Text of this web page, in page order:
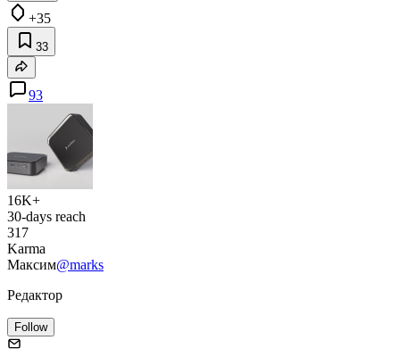
+35
33
93
16K+
30-days reach
317
Karma
Максим@marks
Редактор
Follow